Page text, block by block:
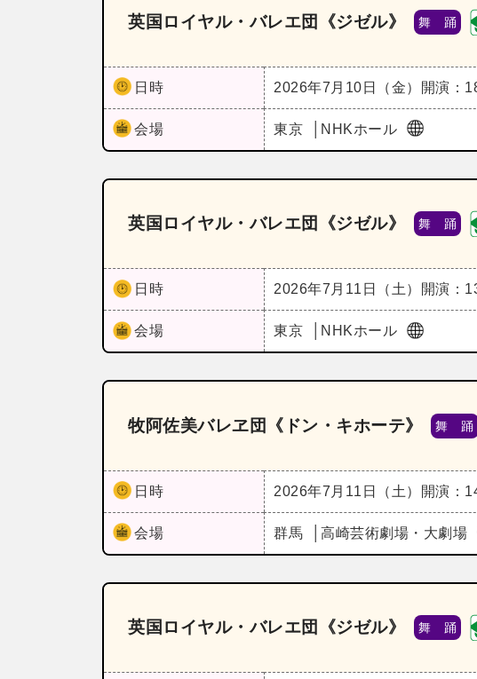
英国ロイヤル・バレエ団《ジゼル》 舞 踊
日時 2026年7月10日（金） 開演：
会場 東京 NHKホール
英国ロイヤル・バレエ団《ジゼル》 舞 踊
日時 2026年7月11日（土） 開演：
会場 東京 NHKホール
牧阿佐美バレヱ団《ドン・キホーテ》 舞 踊
日時 2026年7月11日（土） 開演：
会場 群馬 高崎芸術劇場・大劇場
英国ロイヤル・バレエ団《ジゼル》 舞 踊